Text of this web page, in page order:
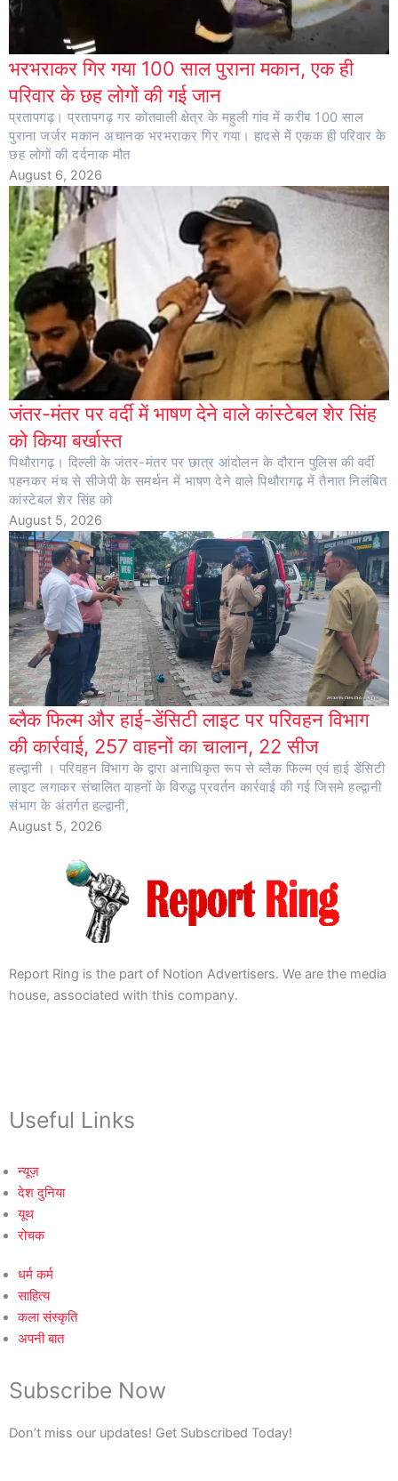
भरभराकर गिर गया 100 साल पुराना मकान, एक ही
परिवार के छह लोगों की गई जान
प्रतापगढ़। प्रतापगढ़ गर कोतवाली क्षेत्र के महुली गांव में करीब 100 साल
पुराना जर्जर मकान अचानक भरभराकर गिर गया। हादसे में एकक ही परिवार के
छह लोगों की दर्दनाक मौत
August 6, 2026
जंतर-मंतर पर वर्दी में भाषण देने वाले कांस्टेबल शेर सिंह
को किया बर्खास्त
पिथौरागढ़। दिल्ली के जंतर-मंतर पर छात्र आंदोलन के दौरान पुलिस की वर्दी
पहनकर मंच से सीजेपी के समर्थन में भाषण देने वाले पिथौरागढ़ में तैनात निलंबित
कांस्टेबल शेर सिंह को
August 5, 2026
ब्लैक फिल्म और हाई-डेंसिटी लाइट पर परिवहन विभाग
की कार्रवाई, 257 वाहनों का चालान, 22 सीज
हल्द्वानी । परिवहन विभाग के द्वारा अनाधिकृत रूप से ब्लैक फिल्म एवं हाई डेंसिटी
लाइट लगाकर संचालित वाहनों के विरुद्ध प्रवर्तन कार्रवाई की गई जिसमे हल्द्वानी
संभाग के अंतर्गत हल्द्वानी,
August 5, 2026
Report Ring is the part of Notion Advertisers. We are the media
house, associated with this company.
Useful Links
न्यूज़
देश दुनिया
यूथ
रोचक
धर्म कर्म
साहित्य
कला संस्कृति
अपनी बात
Subscribe Now
Don’t miss our updates! Get Subscribed Today!